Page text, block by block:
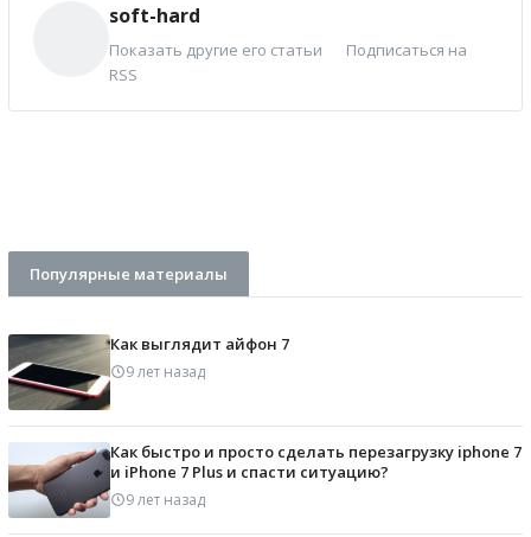
soft-hard
Показать другие его статьи
Подписаться на
RSS
Популярные материалы
Как выглядит айфон 7
9 лет назад
Как быстро и просто сделать перезагрузку iphone 7
и iPhone 7 Plus и спасти ситуацию?
9 лет назад